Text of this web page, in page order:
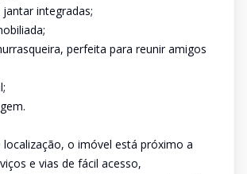
integradas;
perfeita para reunir amigos
localização, o imóvel está próximo a
e vias de fácil acesso,